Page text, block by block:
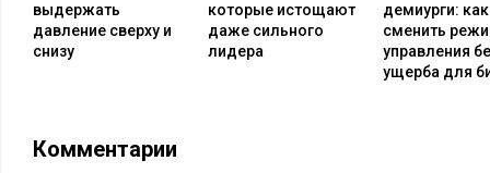
выдержать
давление сверху и
снизу
которые истощают
даже сильного
лидера
демиурги: как
сменить
управления
ущерба для
Комментарии